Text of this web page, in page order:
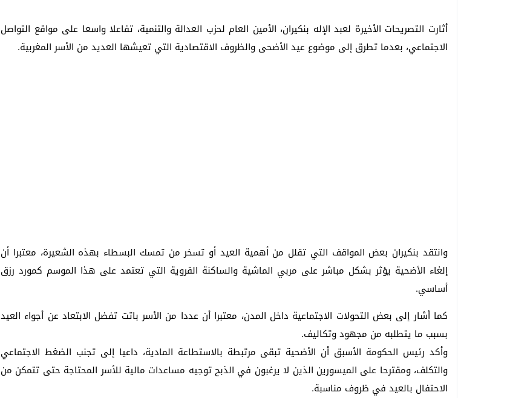
أثارت التصريحات الأخيرة لعبد الإله بنكيران، الأمين العام لحزب العدالة والتنمية، تفاعلا واسعا على مواقع التواصل
الاجتماعي، بعدما تطرق إلى موضوع عيد الأضحى والظروف الاقتصادية التي تعيشها العديد من الأسر المغربية.
وانتقد بنكيران بعض المواقف التي تقلل من أهمية العيد أو تسخر من تمسك البسطاء بهذه الشعيرة، معتبرا أن
إلغاء الأضحية يؤثر بشكل مباشر على مربي الماشية والساكنة القروية التي تعتمد على هذا الموسم كمورد رزق
أساسي.
كما أشار إلى بعض التحولات الاجتماعية داخل المدن، معتبرا أن عددا من الأسر باتت تفضل الابتعاد عن أجواء العيد
بسبب ما يتطلبه من مجهود وتكاليف.
وأكد رئيس الحكومة الأسبق أن الأضحية تبقى مرتبطة بالاستطاعة المادية، داعيا إلى تجنب الضغط الاجتماعي
والتكلف، ومقترحا على الميسورين الذين لا يرغبون في الذبح توجيه مساعدات مالية للأسر المحتاجة حتى تتمكن من
الاحتفال بالعيد في ظروف مناسبة.